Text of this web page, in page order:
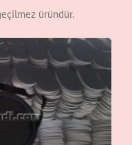
üründür.